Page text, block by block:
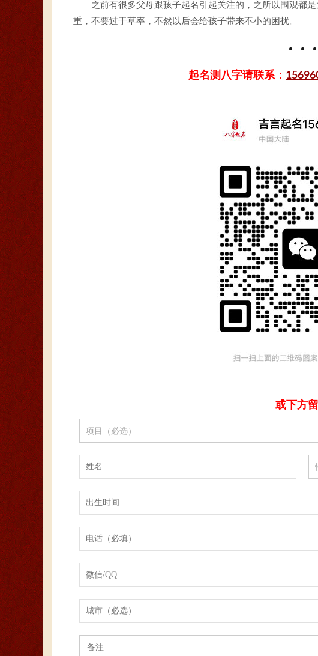
之前有很多父母跟孩子起名引起关注的，之所以围观都
重，不要过于草率，不然以后会给孩子带来不小的困扰。
起名测八字请联系：
或下方